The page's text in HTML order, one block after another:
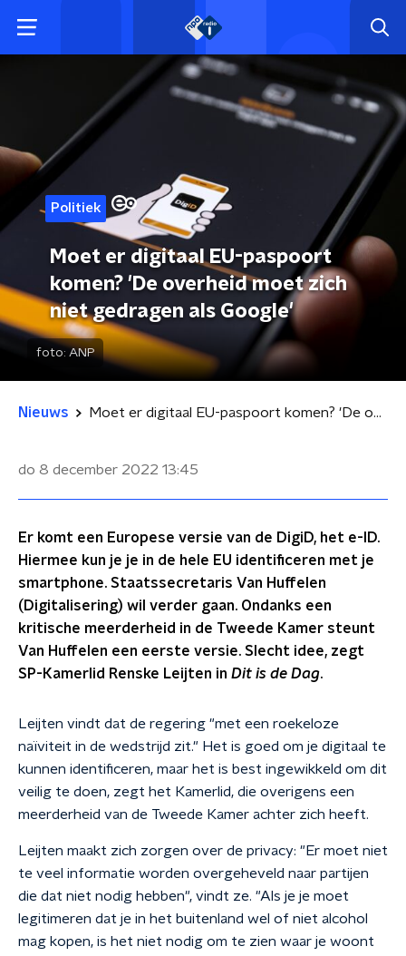
Politiek
Moet er digitaal EU-paspoort
komen? 'De overheid moet zich
niet gedragen als Google'
foto: ANP
Nieuws Moet er digitaal EU-paspoort komen? 'De overheid moet zich niet gedragen als Google'
do 8 december 2022 13:45
Er komt een Europese versie van de DigiD, het e-ID.
Hiermee kun je je in de hele EU identificeren met je
smartphone. Staatssecretaris Van Huffelen
(Digitalisering) wil verder gaan. Ondanks een
kritische meerderheid in de Tweede Kamer steunt
Van Huffelen een eerste versie. Slecht idee, zegt
SP-Kamerlid Renske Leijten in Dit is de Dag.
Leijten vindt dat de regering "met een roekeloze
naïviteit in de wedstrijd zit." Het is goed om je digitaal te
kunnen identificeren, maar het is best ingewikkeld om dit
veilig te doen, zegt het Kamerlid, die overigens een
meerderheid van de Tweede Kamer achter zich heeft.
Leijten maakt zich zorgen over de privacy: "Er moet niet
te veel informatie worden overgeheveld naar partijen
die dat niet nodig hebben", vindt ze. "Als je je moet
legitimeren dat je in het buitenland wel of niet alcohol
mag kopen, is het niet nodig om te zien waar je woont